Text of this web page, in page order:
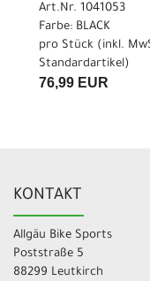
Art.Nr. 1041053
Farbe: BLACK
pro Stück (inkl.
Standardartikel)
76,99 EUR
KONTAKT
Allgäu Bike Sports
Poststraße 5
88299 Leutkirch